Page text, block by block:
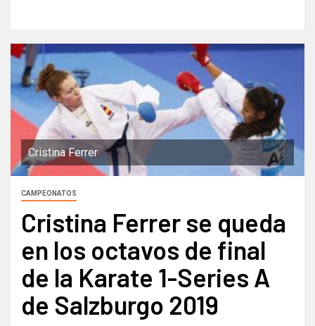
Cristina Ferrer
CAMPEONATOS
Cristina Ferrer se queda
en los octavos de final
de la Karate 1-Series A
de Salzburgo 2019